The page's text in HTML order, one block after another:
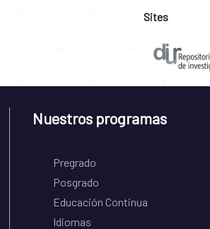
Sites
Nuestros programas
Pregrado
Posgrado
Educación Continua
Idiomas